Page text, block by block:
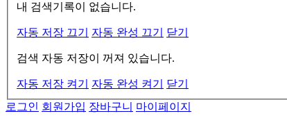
내 검색기록이 없습니다.
자동 저장 끄기 자동 완성 끄기 닫기
검색 자동 저장이 꺼져 있습니다.
자동 저장 켜기 자동 완성 켜기
닫기
로그인 회원가입 장바구니 마이페이지